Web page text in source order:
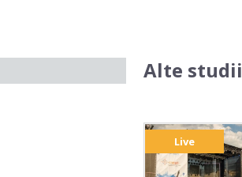
Alte studii
Live